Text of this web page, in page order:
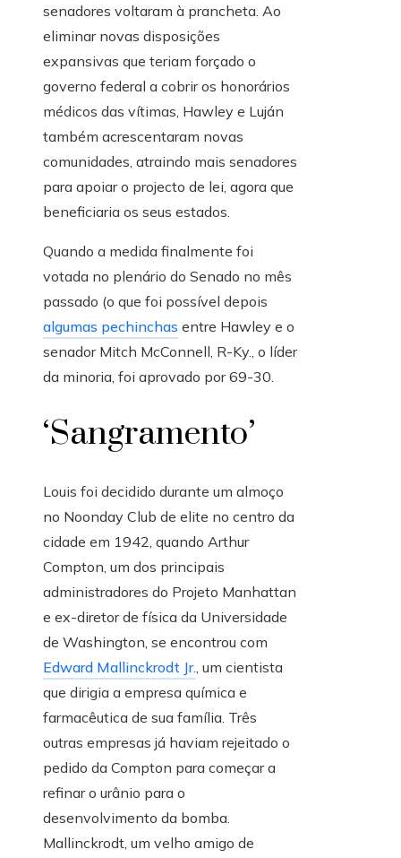
senadores voltaram à prancheta. Ao
eliminar novas disposições
expansivas que teriam forçado o
governo federal a cobrir os honorários
médicos das vítimas, Hawley e Luján
também acrescentaram novas
comunidades, atraindo mais senadores
para apoiar o projecto de lei, agora que
beneficiaria os seus estados.
Quando a medida finalmente foi
votada no plenário do Senado no mês
passado (o que foi possível depois
algumas pechinchas entre Hawley e o
senador Mitch McConnell, R-Ky., o líder
da minoria, foi aprovado por 69-30.
‘Sangramento’
Louis foi decidido durante um almoço
no Noonday Club de elite no centro da
cidade em 1942, quando Arthur
Compton, um dos principais
administradores do Projeto Manhattan
e ex-diretor de física da Universidade
de Washington, se encontrou com
Edward Mallinckrodt Jr., um cientista
que dirigia a empresa química e
farmacêutica de sua família. Três
outras empresas já haviam rejeitado o
pedido da Compton para começar a
refinar o urânio para o
desenvolvimento da bomba.
Mallinckrodt, um velho amigo de